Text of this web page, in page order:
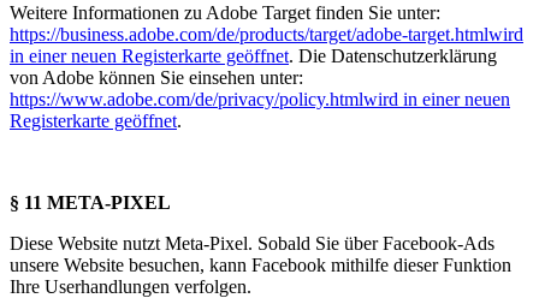
Weitere Informationen zu Adobe Target finden Sie unter:
https://business.adobe.com/de/products/target/adobe-target.htmlwird
in einer neuen Registerkarte geöffnet. Die Datenschutzerklärung
von Adobe können Sie einsehen unter:
https://www.adobe.com/de/privacy/policy.htmlwird in einer neuen
Registerkarte geöffnet.
§ 11 META-PIXEL
Diese Website nutzt Meta-Pixel. Sobald Sie über Facebook-Ads
unsere Website besuchen, kann Facebook mithilfe dieser Funktion
Ihre Userhandlungen verfolgen.